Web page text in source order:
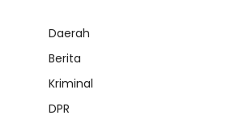
Daerah
Berita
Kriminal
DPR